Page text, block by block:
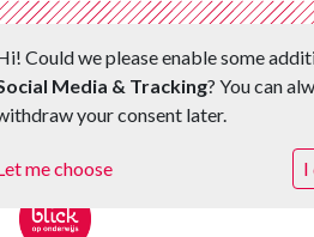
Could we please enable some
Media & Tracking? You can
your consent later.
me choose I